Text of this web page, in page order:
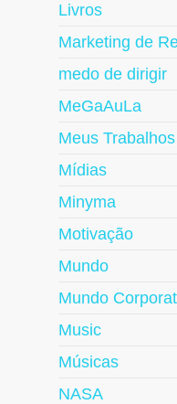
Livros
Marketing de
medo de dirigir
MeGaAuLa
Meus Trabalhos
Mídias
Minyma
Motivação
Mundo
Mundo
Music
Músicas
NASA